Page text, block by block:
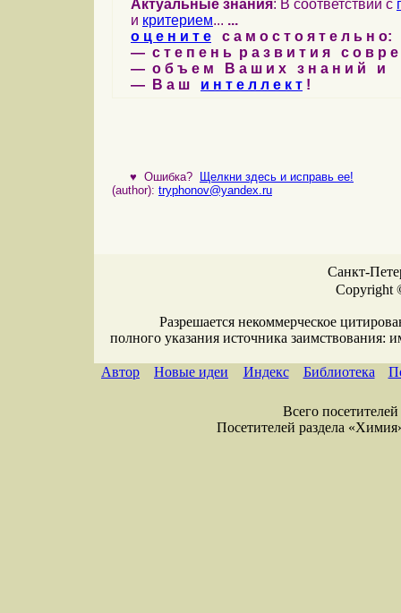
Актуальные знания: В соответствии с
и критерием... ...
о ц е н и т е с а м о с т о я т е л ь н о:
— с т е п е н ь р а з в и т и я с о в р
— о б ъ е м В а ш и х з н а н и й и
— В а ш и н т е л л е к т !
♥ Ошибка?
Щелкни здесь и исправь ее!
(author): tryphonov@yandex.ru
Санкт-
Copyright
Разрешается некоммерческое
полного указания источника заимствования:
Автор Новые идеи Индекс Библиотека
Всего
Посетителей раздела